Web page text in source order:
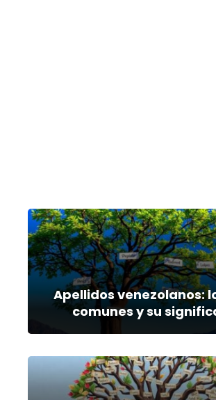
Apellidos venezolanos:
comunes y su